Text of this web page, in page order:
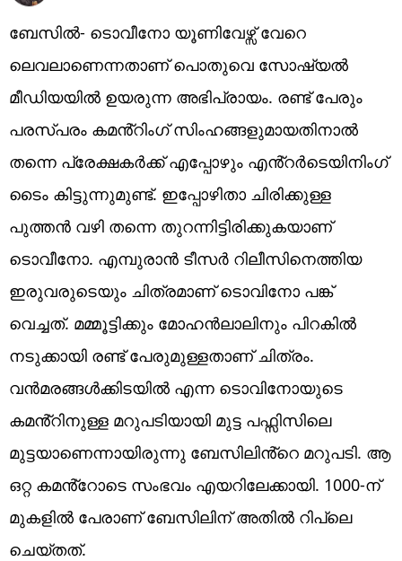
ബേസിൽ- ടൊവീനോ യൂണിവേഴ്സ് വേറെ
ലെവലാണെന്നതാണ് പൊതുവെ സോഷ്യൽ
മീഡിയയിൽ ഉയരുന്ന അഭിപ്രായം. രണ്ട് പേരും
പരസ്പരം കമൻ്റിംഗ് സിംഹങ്ങളുമായതിനാൽ
തന്നെ പ്രേക്ഷകർക്ക് എപ്പോഴും എൻ്റർടെയിനിംഗ്
ടൈം കിട്ടുന്നുമുണ്ട്. ഇപ്പോഴിതാ ചിരിക്കുള്ള
പുത്തൻ വഴി തന്നെ തുറന്നിട്ടിരിക്കുകയാണ്
ടൊവീനോ. എമ്പുരാൻ ടീസർ റിലീസിനെത്തിയ
ഇരുവരുടെയും ചിത്രമാണ് ടൊവിനോ പങ്ക്
വെച്ചത്. മമ്മൂട്ടിക്കും മോഹൻലാലിനും പിറകിൽ
നടുക്കായി രണ്ട് പേരുമുള്ളതാണ് ചിത്രം.
വൻമരങ്ങൾക്കിടയിൽ എന്ന ടൊവിനോയുടെ
കമൻ്റിനുള്ള മറുപടിയായി മുട്ട പഫ്സിസിലെ
മുട്ടയാണെന്നായിരുന്നു ബേസിലിൻ്റെ മറുപടി. ആ
ഒറ്റ കമൻ്റോടെ സംഭവം എയറിലേക്കായി. 1000-ന്
മുകളിൽ പേരാണ് ബേസിലിന് അതിൽ റിപ്ലെ
ചെയ്തത്.